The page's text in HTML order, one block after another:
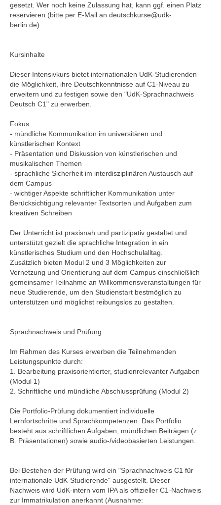
gesetzt. Wer noch keine Zulassung hat, kann ggf. einen Platz
reservieren (bitte per E-Mail an deutschkurse@udk-
berlin.de).
Kursinhalte
Dieser Intensivkurs bietet internationalen UdK-Studierenden
die Möglichkeit, ihre Deutschkenntnisse auf C1-Niveau zu
erweitern und zu festigen sowie den "UdK-Sprachnachweis
Deutsch C1" zu erwerben.
Fokus:
- mündliche Kommunikation im universitären und
künstlerischen Kontext
- Präsentation und Diskussion von künstlerischen und
musikalischen Themen
- sprachliche Sicherheit im interdisziplinären Austausch auf
dem Campus
- wichtiger Aspekte schriftlicher Kommunikation unter
Berücksichtigung relevanter Textsorten und Aufgaben zum
kreativen Schreiben
Der Unterricht ist praxisnah und partizipativ gestaltet und
unterstützt gezielt die sprachliche Integration in ein
künstlerisches Studium und den Hochschulalltag.
Zusätzlich bieten Modul 2 und 3 Möglichkeiten zur
Vernetzung und Orientierung auf dem Campus einschließlich
gemeinsamer Teilnahme an Willkommensveranstaltungen für
neue Studierende, um den Studienstart bestmöglich zu
unterstützen und möglichst reibungslos zu gestalten.
Sprachnachweis und Prüfung
Im Rahmen des Kurses erwerben die Teilnehmenden
Leistungspunkte durch:
1. Bearbeitung praxisorientierter, studienrelevanter Aufgaben
(Modul 1)
2. Schriftliche und mündliche Abschlussprüfung (Modul 2)
Die Portfolio-Prüfung dokumentiert individuelle
Lernfortschritte und Sprachkompetenzen. Das Portfolio
besteht aus schriftlichen Aufgaben, mündlichen Beiträgen (z.
B. Präsentationen) sowie audio-/videobasierten Leistungen.
Bei Bestehen der Prüfung wird ein "Sprachnachweis C1 für
internationale UdK-Studierende" ausgestellt. Dieser
Nachweis wird UdK-intern vom IPA als offizieller C1-Nachweis
zur Immatrikulation anerkannt (Ausnahme: